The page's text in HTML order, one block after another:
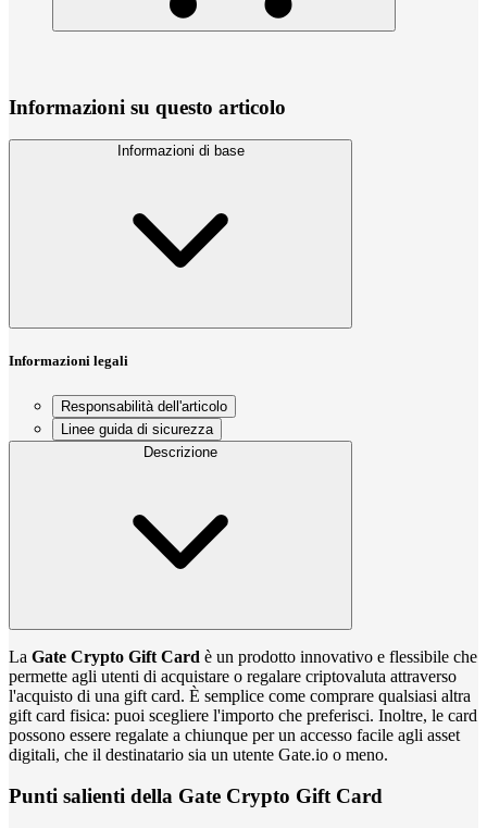
Informazioni su questo articolo
Informazioni di base
Informazioni legali
Responsabilità dell'articolo
Linee guida di sicurezza
Descrizione
La Gate Crypto Gift Card è un prodotto innovativo e flessibile che
permette agli utenti di acquistare o regalare criptovaluta attraverso
l'acquisto di una gift card. È semplice come comprare qualsiasi altra
gift card fisica: puoi scegliere l'importo che preferisci. Inoltre, le card
possono essere regalate a chiunque per un accesso facile agli asset
digitali, che il destinatario sia un utente Gate.io o meno.
Punti salienti della Gate Crypto Gift Card